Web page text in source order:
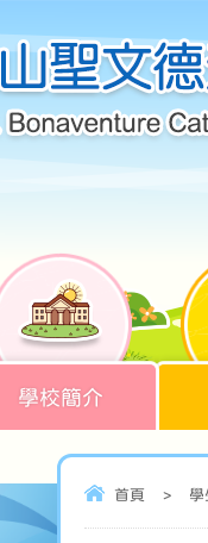
學校簡介
首頁 > 學